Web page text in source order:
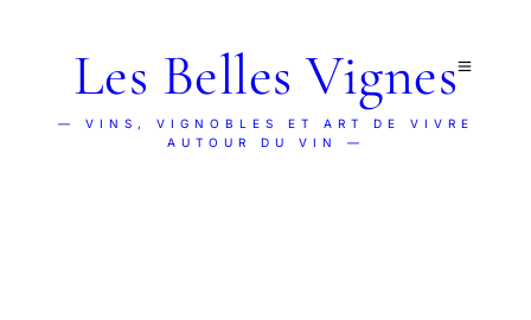
Les Belles Vignes
— VINS, VIGNOBLES ET ART DE VIVRE
AUTOUR DU VIN —